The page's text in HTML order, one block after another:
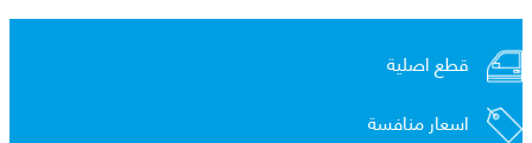
قطع اصلية
اسعار منافسة